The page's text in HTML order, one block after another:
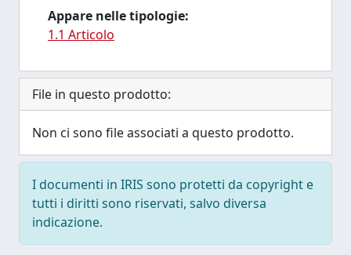
Appare nelle tipologie:
1.1 Articolo
File in questo prodotto:
Non ci sono file associati a questo prodotto.
I documenti in IRIS sono protetti da copyright e
tutti i diritti sono riservati, salvo diversa
indicazione.